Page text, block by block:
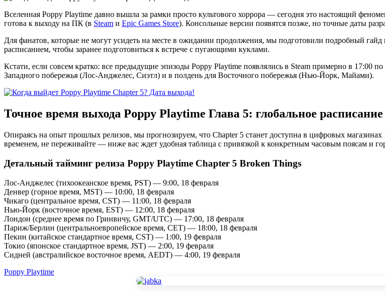
Вселенная Poppy Playtime давно вышла за рамки просто культового хоррора — сегодня это настоящий
готова к выходу на ПК (в Steam и Epic Games Store). Консольные версии появятся позже, но точные даты
Для фанатов, которые не могут усидеть на месте в ожидании продолжения, мы подготовили подробный
расписанием, чтобы заранее подготовиться к встрече с пугающими куклами.
Кстати, если совсем кратко: все предыдущие эпизоды Poppy Playtime появлялись в Steam примерно в 17:00
Западного побережья (Лос-Анджелес, Сиэтл) и в полдень для Восточного побережья (Нью-Йорк, Майами).
Точное время выхода Poppy Playtime Глава 5: глобальное расписание
Опираясь на опыт прошлых релизов, мы прогнозируем, что Chapter 5 станет доступна в цифровых
временем, не переживайте — ниже вас ждет удобная таблица с привязкой к конкретным часовым поясам и
Детальный тайминг релиза Poppy Playtime Chapter 5 Broken Things
Лос-Анджелес (тихоокеанское время, PST) — 9:00, 18 февраля
Денвер (горное время, MST) — 10:00, 18 февраля
Чикаго (центральное время, CST) — 11:00, 18 февраля
Нью-Йорк (восточное время, EST) — 12:00, 18 февраля
Лондон (среднее время по Гринвичу, GMT/UTC) — 17:00, 18 февраля
Париж/Берлин (центральноевропейское время, CET) — 18:00, 18 февраля
Пекин (китайское стандартное время, CST) — 1:00, 19 февраля
Токио (японское стандартное время, JST) — 2:00, 19 февраля
Сидней (австралийское восточное время, AEDT) — 4:00, 19 февраля
Poppy Playtime